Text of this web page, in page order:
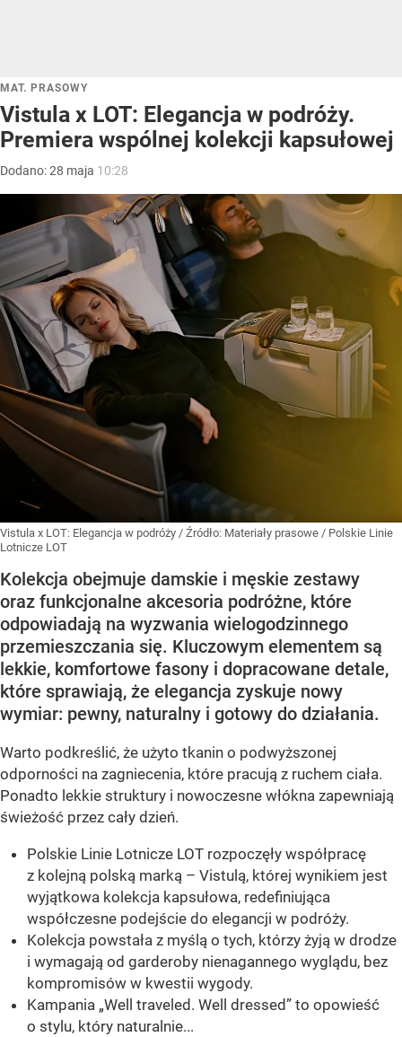
MAT. PRASOWY
Vistula x LOT: Elegancja w podróży.
Premiera wspólnej kolekcji kapsułowej
Dodano:28 maja 10:28
Vistula x LOT: Elegancja w podróży / Źródło: Materiały prasowe / Polskie Linie
Lotnicze LOT
Kolekcja obejmuje damskie i męskie zestawy
oraz funkcjonalne akcesoria podróżne, które
odpowiadają na wyzwania wielogodzinnego
przemieszczania się. Kluczowym elementem są
lekkie, komfortowe fasony i dopracowane detale,
które sprawiają, że elegancja zyskuje nowy
wymiar: pewny, naturalny i gotowy do działania.
Warto podkreślić, że użyto tkanin o podwyższonej
odporności na zagniecenia, które pracują z ruchem ciała.
Ponadto lekkie struktury i nowoczesne włókna zapewniają
świeżość przez cały dzień.
Polskie Linie Lotnicze LOT rozpoczęły współpracę
z kolejną polską marką – Vistulą, której wynikiem jest
wyjątkowa kolekcja kapsułowa, redefiniująca
współczesne podejście do elegancji w podróży.
Kolekcja powstała z myślą o tych, którzy żyją w drodze
i wymagają od garderoby nienagannego wyglądu, bez
kompromisów w kwestii wygody.
Kampania „Well traveled. Well dressed” to opowieść
o stylu, który naturalnie...